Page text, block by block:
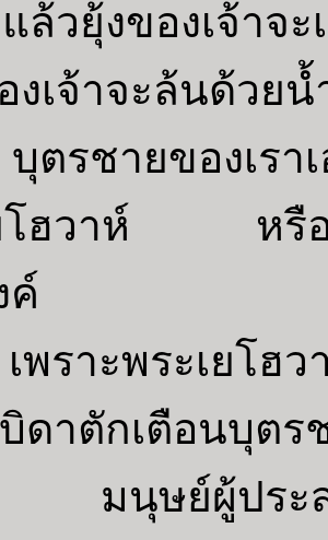
ล้วยุ้งของเจ้าจ
งเจ้าจะล้นด้วย
ตรชายของเร
โฮวาห์ หรือเ
ค์
พราะพระเยโฮ
ดาตักเตือนบุต
นุษย์ผู้ประสบ